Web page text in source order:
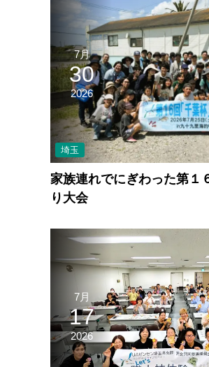
7月
30
2026
埼玉
家族連れでにぎわった第１
り大会
7月
17
2026